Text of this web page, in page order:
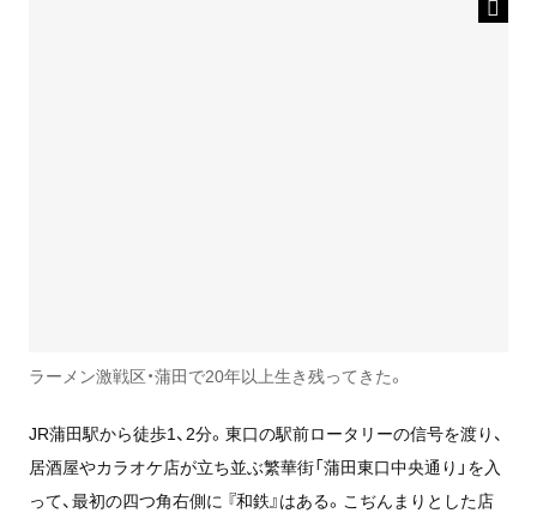
ラーメン激戦区・蒲田で20年以上生き残ってきた。
JR蒲田駅から徒歩1、2分。東口の駅前ロータリーの信号を渡り、
居酒屋やカラオケ店が立ち並ぶ繁華街「蒲田東口中央通り」を入
って、最初の四つ角右側に 『和鉄』はある。こぢんまりとした店